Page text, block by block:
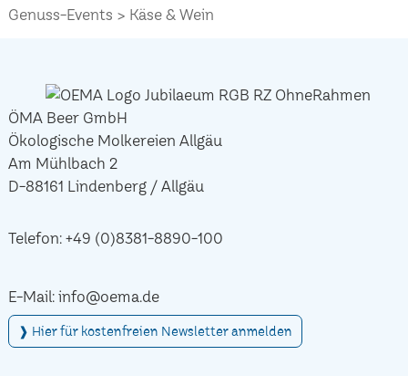
Genuss-Events Käse & Wein
ÖMA Beer GmbH
Ökologische Molkereien Allgäu
Am Mühlbach 2
D-88161 Lindenberg / Allgäu
Telefon: +49 (0)8381-8890-100
E-Mail: info@oema.de
❱ Hier für kostenfreien Newsletter anmelden